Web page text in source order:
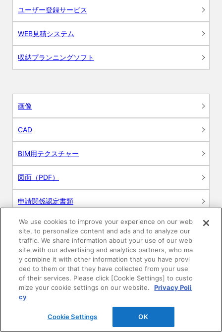
ユーザー登録サービス
WEB見積システム
収納プランニングソフト
画像
CAD
BIM用テクスチャー
図面（PDF）
申請関係認定書類
施工・取扱説明書
動画
シミュレーションツール
24時間換気システム〈エアスマート〉
簡易設計見積ソフト
R&Dセンター環境測定・分析サービス
We use cookies to improve your experience on our web
site, to personalize content and ads and to analyze our
traffic. We share information about your use of our web
site with our advertising and analytics partners, who ma
y combine it with other information that you have provi
ded to them or that they have collected from your use
of their services. Please click [Cookie Settings] to custo
mize your cookie settings on our website.
Privacy Poli
cy
Cookie Settings OK